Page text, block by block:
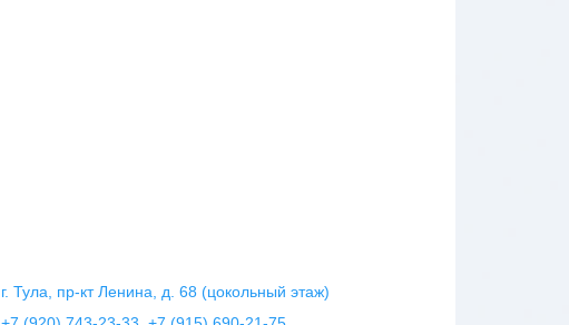
г. Тула, пр-кт Ленина, д. 68 (цокольный этаж)